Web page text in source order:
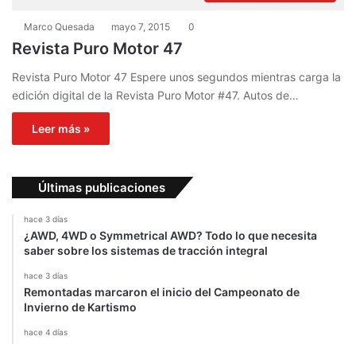
Marco Quesada mayo 7, 2015 0
Revista Puro Motor 47
Revista Puro Motor 47 Espere unos segundos mientras carga la
edición digital de la Revista Puro Motor #47. Autos de…
Leer más »
Últimas publicaciones
hace 3 días
¿AWD, 4WD o Symmetrical AWD? Todo lo que necesita
saber sobre los sistemas de tracción integral
hace 3 días
Remontadas marcaron el inicio del Campeonato de
Invierno de Kartismo
hace 4 días